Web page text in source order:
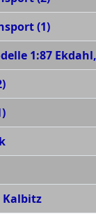
(1)
1:87
Kalbitz